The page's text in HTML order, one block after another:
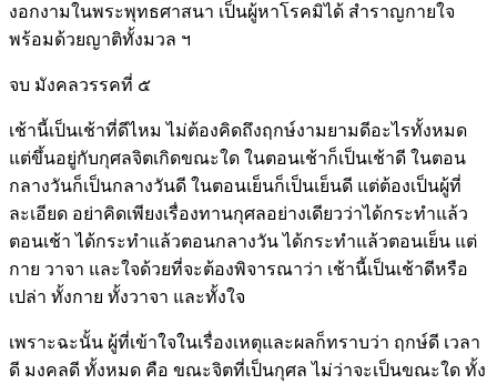
งอกงามในพระพุทธศาสนา เป็นผู้หาโรคมิได้ สำราญกายใจ
พร้อมด้วยญาติทั้งมวล ฯ
จบ มังคลวรรคที่ ๕
เช้านี้เป็นเช้าที่ดีไหม ไม่ต้องคิดถึงฤกษ์งามยามดีอะไรทั้งหมด
แต่ขึ้นอยู่กับกุศลจิตเกิดขณะใด ในตอนเช้าก็เป็นเช้าดี ในตอน
กลางวันก็เป็นกลางวันดี ในตอนเย็นก็เป็นเย็นดี แต่ต้องเป็นผู้ที่
ละเอียด อย่าคิดเพียงเรื่องทานกุศลอย่างเดียวว่าได้กระทำแล้ว
ตอนเช้า ได้กระทำแล้วตอนกลางวัน ได้กระทำแล้วตอนเย็น แต่
กาย วาจา และใจด้วยที่จะต้องพิจารณาว่า เช้านี้เป็นเช้าดีหรือ
เปล่า ทั้งกาย ทั้งวาจา และทั้งใจ
เพราะฉะนั้น ผู้ที่เข้าใจในเรื่องเหตุและผลก็ทราบว่า ฤกษ์ดี เวลา
ดี มงคลดี ทั้งหมด คือ ขณะจิตที่เป็นกุศล ไม่ว่าจะเป็นขณะใด ทั้ง